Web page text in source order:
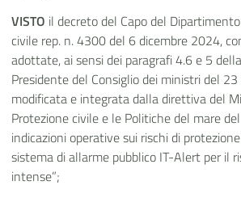
VISTO il decreto del Capo del
civile rep. n. 4300 del 6 dicembre 2024,
adottate, ai sensi dei paragrafi 4.6 e 5
Presidente del Consiglio dei ministri del
modificata e integrata dalla direttiva del
Protezione civile e le Politiche del mare
indicazioni operative sui rischi di
sistema di allarme pubblico IT-Alert per il
intense”;